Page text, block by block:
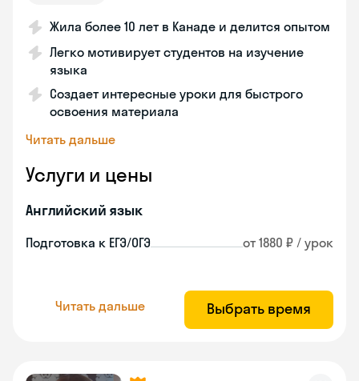
Жила более 10 лет в Канаде и делится опытом
Легко мотивирует студентов на изучение
языка
Создает интересные уроки для быстрого
освоения материала
Читать дальше
Услуги и цены
Английский язык
Подготовка к ЕГЭ/ОГЭ от 1880 ₽ / урок
Читать дальше Выбрать время